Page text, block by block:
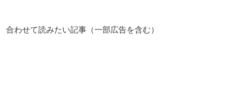
合わせて読みたい記事（一部広告を含む）